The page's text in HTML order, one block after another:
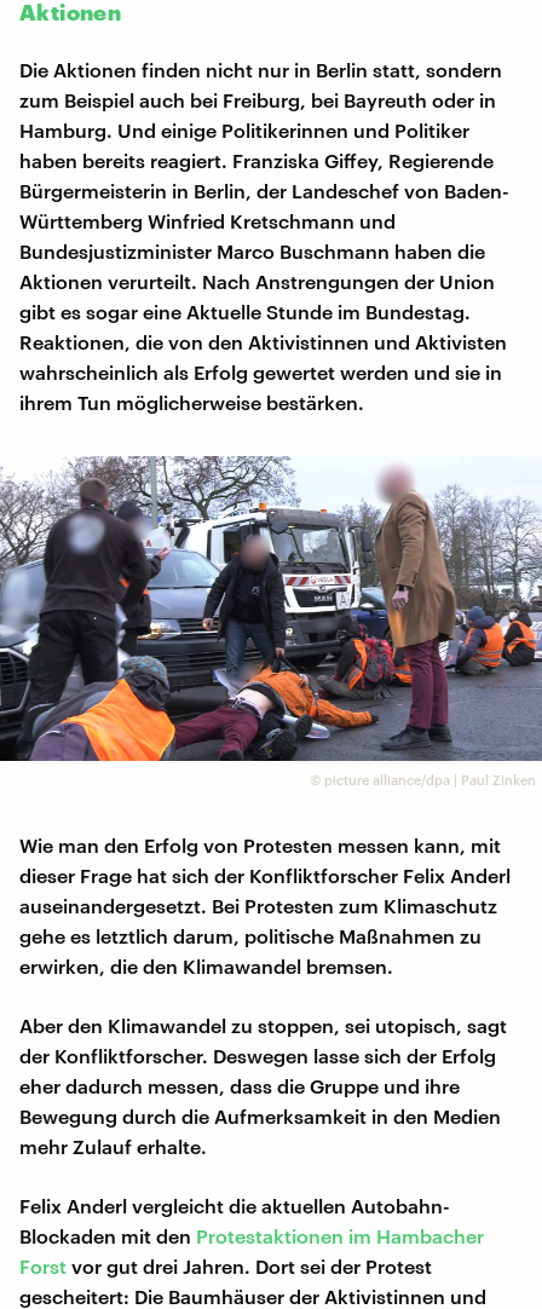
Aktionen
Die Aktionen finden nicht nur in Berlin statt, sondern
zum Beispiel auch bei Freiburg, bei Bayreuth oder in
Hamburg. Und einige Politikerinnen und Politiker
haben bereits reagiert. Franziska Giffey, Regierende
Bürgermeisterin in Berlin, der Landeschef von Baden-
Württemberg Winfried Kretschmann und
Bundesjustizminister Marco Buschmann haben die
Aktionen verurteilt. Nach Anstrengungen der Union
gibt es sogar eine Aktuelle Stunde im Bundestag.
Reaktionen, die von den Aktivistinnen und Aktivisten
wahrscheinlich als Erfolg gewertet werden und sie in
ihrem Tun möglicherweise bestärken.
© picture alliance/dpa | Paul Zinken
Wie man den Erfolg von Protesten messen kann, mit
dieser Frage hat sich der Konfliktforscher Felix Anderl
auseinandergesetzt. Bei Protesten zum Klimaschutz
gehe es letztlich darum, politische Maßnahmen zu
erwirken, die den Klimawandel bremsen.
Aber den Klimawandel zu stoppen, sei utopisch, sagt
der Konfliktforscher. Deswegen lasse sich der Erfolg
eher dadurch messen, dass die Gruppe und ihre
Bewegung durch die Aufmerksamkeit in den Medien
mehr Zulauf erhalte.
Felix Anderl vergleicht die aktuellen Autobahn-
Blockaden mit den Protestaktionen im Hambacher
Forst vor gut drei Jahren. Dort sei der Protest
gescheitert: Die Baumhäuser der Aktivistinnen und